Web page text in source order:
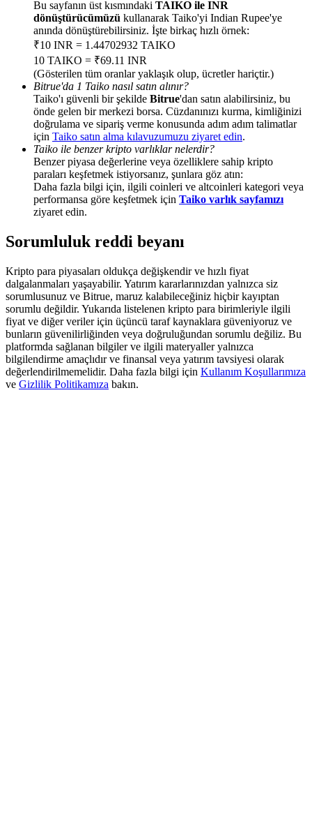
BTC Welcome Rewards
Deposit & Trade BTC to Share 25000 USDT prize pool!
Deposit CASHCAT & Win
Share 500000 CASHCAT prize pool
Exclusive for BitMart Users
Register & Trade to Win 500,000 USDT
Precious Metals Trading Carnival
Trade Gold & Silver · 33,333 USDT Bonus
Bu sayfanın üst kısmındaki TAIKO ile INR
dönüştürücümüzü kullanarak Taiko'yi Indian Rupee'ye
anında dönüştürebilirsiniz. İşte birkaç hızlı örnek:
₹10 INR = 1.44702932 TAIKO
10 TAIKO = ₹69.11 INR
(Gösterilen tüm oranlar yaklaşık olup, ücretler hariçtir.)
Bitrue'da 1 Taiko nasıl satın alınır?
Taiko'ı güvenli bir şekilde Bitrue'dan satın alabilirsiniz, bu
önde gelen bir merkezi borsa. Cüzdanınızı kurma, kimliğinizi
doğrulama ve sipariş verme konusunda adım adım talimatlar
için Taiko satın alma kılavuzumuzu ziyaret edin.
Taiko ile benzer kripto varlıklar nelerdir?
Benzer piyasa değerlerine veya özelliklere sahip kripto
paraları keşfetmek istiyorsanız, şunlara göz atın:
Daha fazla bilgi için, ilgili coinleri ve altcoinleri kategori veya
performansa göre keşfetmek için Taiko varlık sayfamızı
ziyaret edin.
Sorumluluk reddi beyanı
Kripto para piyasaları oldukça değişkendir ve hızlı fiyat
dalgalanmaları yaşayabilir. Yatırım kararlarınızdan yalnızca siz
sorumlusunuz ve Bitrue, maruz kalabileceğiniz hiçbir kayıptan
sorumlu değildir. Yukarıda listelenen kripto para birimleriyle ilgili
fiyat ve diğer veriler için üçüncü taraf kaynaklara güveniyoruz ve
bunların güvenilirliğinden veya doğruluğundan sorumlu değiliz. Bu
platformda sağlanan bilgiler ve ilgili materyaller yalnızca
bilgilendirme amaçlıdır ve finansal veya yatırım tavsiyesi olarak
değerlendirilmemelidir. Daha fazla bilgi için Kullanım Koşullarımıza
ve Gizlilik Politikamıza bakın.